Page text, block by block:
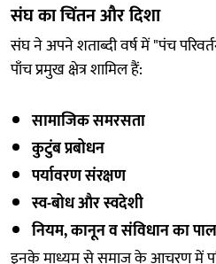
संघ का चिंतन और दिशा
संघ ने अपने शताब्दी वर्ष में "पंच
पाँच प्रमुख क्षेत्र शामिल हैं:
सामाजिक समरसता
कुटुंब प्रबोधन
पर्यावरण संरक्षण
स्व-बोध और स्वदेशी
नियम, कानून व संविधान का
इनके माध्यम से समाज के आचरण में